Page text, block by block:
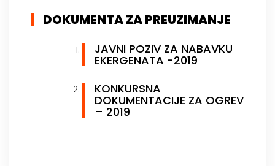
DOKUMENTA ZA PREUZIMANJE
JAVNI POZIV ZA NABAVKU
EKERGENATA -2019
KONKURSNA
DOKUMENTACIJE ZA OGREV
– 2019